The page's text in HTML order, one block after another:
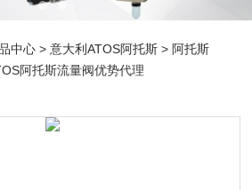
中心 >意大利ATOS阿托斯 > 阿托斯
阿托斯流量阀优势代理